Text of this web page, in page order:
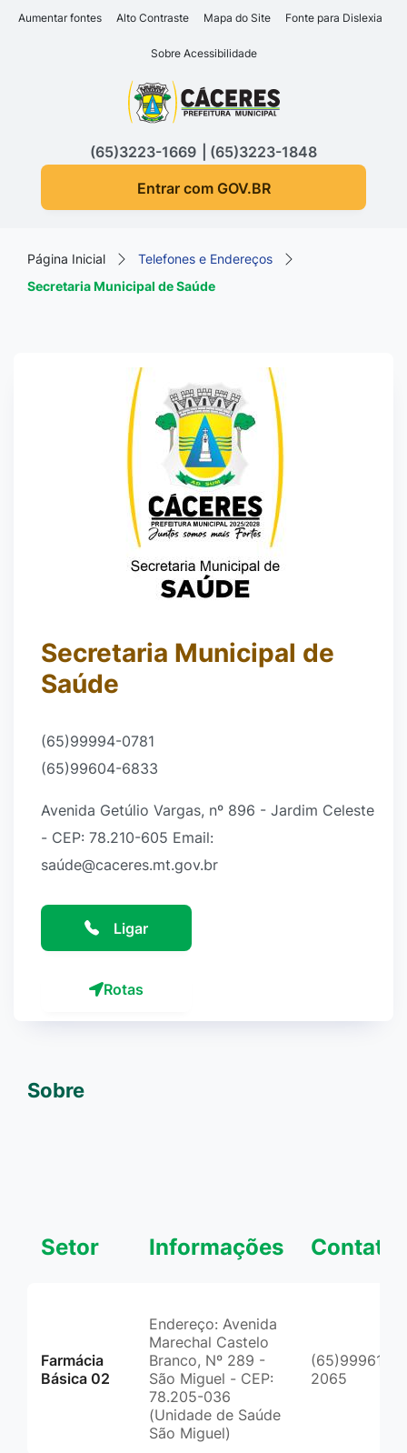
Seção de atalhos e links
Ir para o conteúdo [alt+1]
Ir para o rodapé [alt+4]
Aumentar fontes Alto Contraste Mapa do Site Fonte para Dislexia
Sobre Acessibilidade
Seção do menu principal
(65)3223-1669
(65)3223-1848
Entrar com GOV.BR
Página Inicial
Telefones e Endereços
Secretaria Municipal de Saúde
Secretaria Municipal de
Saúde
(65)99994-0781
(65)99604-6833
Avenida Getúlio Vargas, nº 896 - Jardim Celeste
- CEP: 78.210-605 Email:
saúde@caceres.mt.gov.br
Ligar
Rotas
Sobre
Setor Informações
Farmácia
Básica 02
Endereço: Avenida
Marechal Castelo
Branco, Nº 289 -
São Miguel - CEP:
78.205-036
(Unidade de Saúde
São Miguel)
(65)99961-
2065